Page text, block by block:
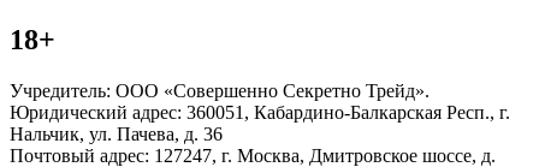
18+
Учредитель: ООО «Совершенно Секретно Трейд».
Юридический адрес: 360051, Кабардино-Балкарская Респ., г.
Нальчик, ул. Пачева, д. 36
Почтовый адрес: 127247, г. Москва, Дмитровское шоссе, д.